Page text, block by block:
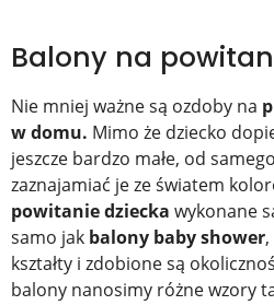
Balony na
Nie mniej ważne są ozdoby na
w domu. Mimo że dziecko
jeszcze bardzo małe, od
zaznajamiać je ze światem
powitanie dziecka wykonane
samo jak balony baby shower
kształty i zdobione są
balony nanosimy różne wzory